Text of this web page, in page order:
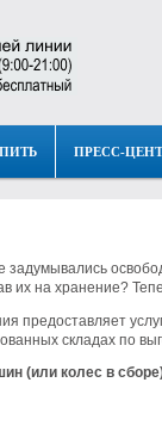
ПРЕСС-
задумывались
их на хранение?
предоставляет
складах по
(или колес в